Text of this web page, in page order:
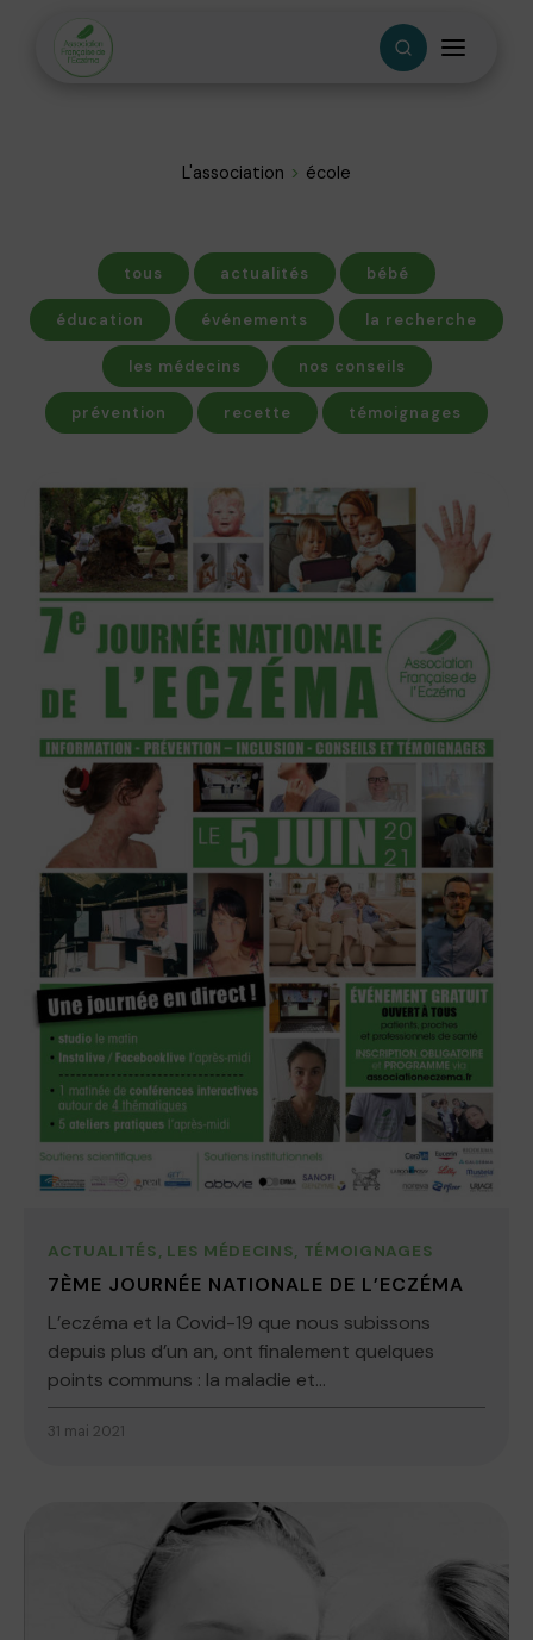
L'association école
tous actualités bébé
éducation événements la recherche
les médecins nos conseils
prévention recette témoignages
ACTUALITÉS, LES MÉDECINS, TÉMOIGNAGES
7ÈME JOURNÉE NATIONALE DE L’ECZÉMA
L’eczéma et la Covid-19 que nous subissons
depuis plus d’un an, ont finalement quelques
points communs : la maladie et...
31 mai 2021